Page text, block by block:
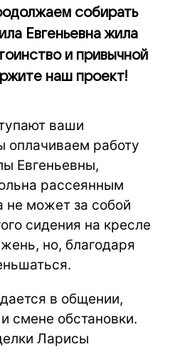
собирать
Евгеньевна жила
и привычной
наш проект!
ваши
оплачиваем работу
Евгеньевны,
рассеянным
может за собой
сидения на кресле
но, благодаря
в общении,
смене обстановки.
Ларисы